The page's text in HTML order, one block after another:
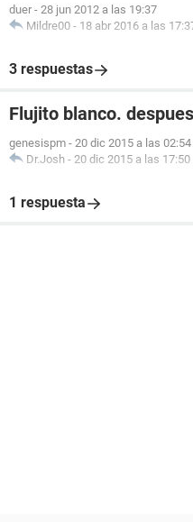
duer - 28 jun 2012 a las 19:37
Mildre00 - 18 abr 2016 a las
3 respuestas
Flujito blanco.
genesispm - 20 dic 2015 a las 02:54
Dr.Josh - 20 dic 2015 a las 17:50
1 respuesta